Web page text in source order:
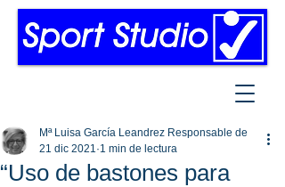
“Uso de bastones para
Mª Luisa García Leandrez Responsable de
21 dic 2021 1 min de lectura